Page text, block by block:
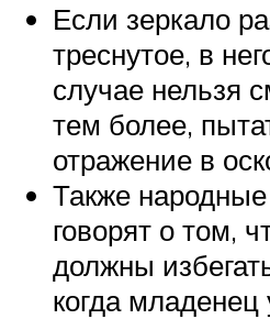
Если зеркало
треснутое, в
случае нельзя
тем более,
отражение в
Также
говорят о том,
должны
когда младенец